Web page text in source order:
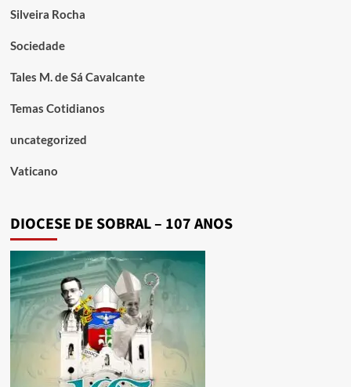
Silveira Rocha
Sociedade
Tales M. de Sá Cavalcante
Temas Cotidianos
uncategorized
Vaticano
DIOCESE DE SOBRAL – 107 ANOS